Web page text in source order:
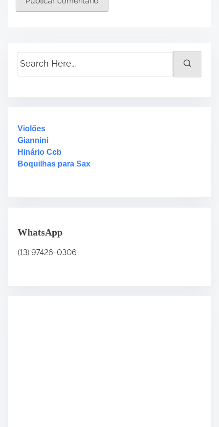
e
H
e
r
e
Violões
Giannini
Hinário Ccb
Boquilhas para Sax
WhatsApp
(13) 97426-0306